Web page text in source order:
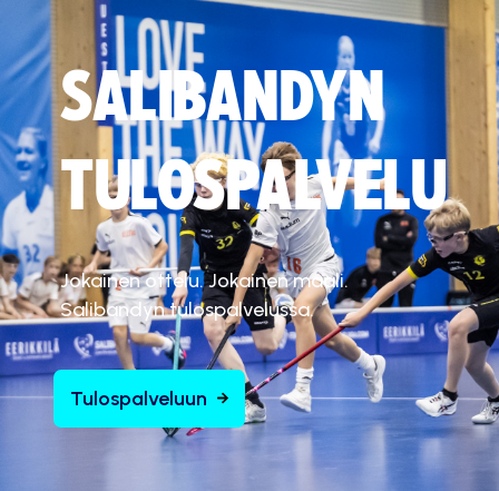
SALIBANDYN
TULOSPALVELU
Jokainen ottelu. Jokainen maali.
Salibandyn tulospalvelussa.
Tulospalveluun